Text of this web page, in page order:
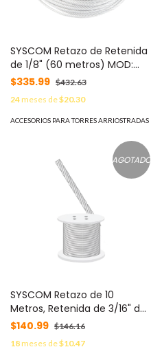
SYSCOM Retazo de Retenida
de 1/8" (60 metros) MOD:
SRET318CAM*60MTS
$335.99 $432.63
24meses de$20.30
ACCESORIOS PARA TORRES ARRIOSTRADAS
AGOTADO
SYSCOM Retazo de 10
Metros, Retenida de 3/16" de
Alta Resistencia, Galvanizado
clase A. MOD:
$140.99 $146.16
18meses de$10.47